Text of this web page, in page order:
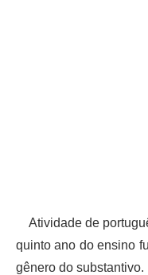
Atividade de
quinto ano do ensino
gênero do substantivo.